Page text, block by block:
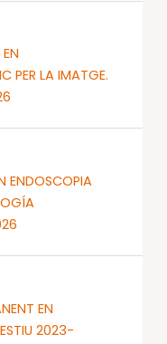
PER LA IMATGE.
ENDOSCOPIA
EN
2023-